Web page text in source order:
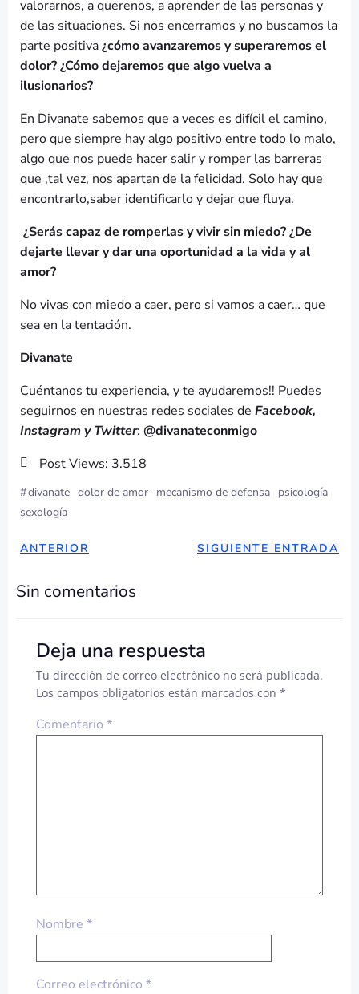
valorarnos, a querenos, a aprender de las personas y
de las situaciones. Si nos encerramos y no buscamos la
parte positiva¿cómo avanzaremos y superaremos el
dolor? ¿Cómo dejaremos que algo vuelva a
ilusionarios?
En Divanate sabemos que a veces es difícil el camino,
pero que siempre hay algo positivo entre todo lo malo,
algo que nos puede hacer salir y romper las barreras
que ,tal vez, nos apartan de la felicidad. Solo hay que
encontrarlo,saber identificarlo y dejar que fluya.
¿Serás capaz de romperlas y vivir sin miedo? ¿De
dejarte llevar y dar una oportunidad a la vida y al
amor?
No vivas con miedo a caer, pero si vamos a caer… que
sea en la tentación.
Divanate
Cuéntanos tu experiencia, y te ayudaremos!! Puedes
seguirnos en nuestras redes sociales de Facebook,
Instagram y Twitter: @divanateconmigo
Post Views: 3.518
#divanate dolor de amor mecanismo de defensa psicología
sexología
NAVEGACIÓN
DE
ANTERIOR SIGUIENTE ENTRADA
Sin comentarios
Deja una respuesta
Tu dirección de correo electrónico no será publicada.
Los campos obligatorios están marcados con *
Comentario *
Nombre *
Correo electrónico *